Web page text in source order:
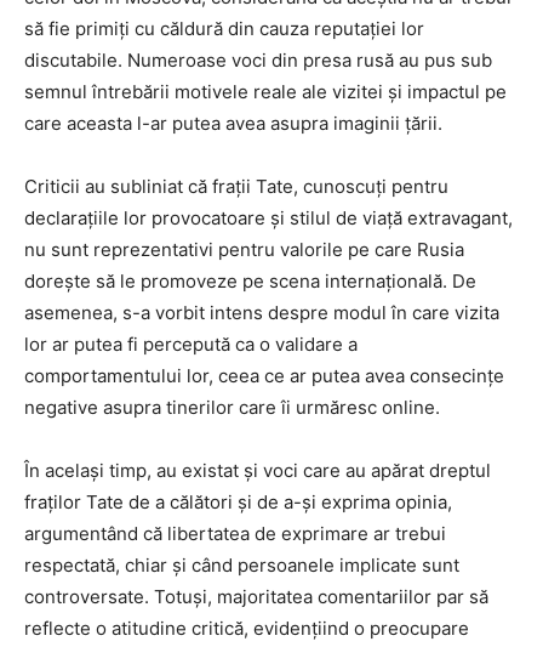
să fie primiți cu căldură din cauza reputației lor
discutabile. Numeroase voci din presa rusă au pus sub
semnul întrebării motivele reale ale vizitei și impactul pe
care aceasta l-ar putea avea asupra imaginii țării.
Criticii au subliniat că frații Tate, cunoscuți pentru
declarațiile lor provocatoare și stilul de viață extravagant,
nu sunt reprezentativi pentru valorile pe care Rusia
dorește să le promoveze pe scena internațională. De
asemenea, s-a vorbit intens despre modul în care vizita
lor ar putea fi percepută ca o validare a
comportamentului lor, ceea ce ar putea avea consecințe
negative asupra tinerilor care îi urmăresc online.
În același timp, au existat și voci care au apărat dreptul
fraților Tate de a călători și de a-și exprima opinia,
argumentând că libertatea de exprimare ar trebui
respectată, chiar și când persoanele implicate sunt
controversate. Totuși, majoritatea comentariilor par să
reflecte o atitudine critică, evidențiind o preocupare